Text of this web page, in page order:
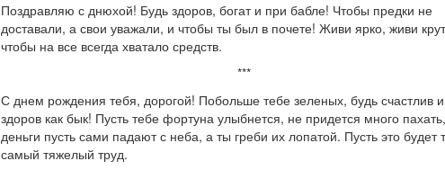
Поздравляю с днюхой! Будь здоров, богат и при бабле! Чтобы предки не
доставали, а свои уважали, и чтобы ты был в почете! Живи ярко, живи
чтобы на все всегда хватало средств.
***
С днем рождения тебя, дорогой! Побольше тебе зеленых, будь счастлив и
здоров как бык! Пусть тебе фортуна улыбнется, не придется много
деньги пусть сами падают с неба, а ты греби их лопатой. Пусть это будет
самый тяжелый труд.